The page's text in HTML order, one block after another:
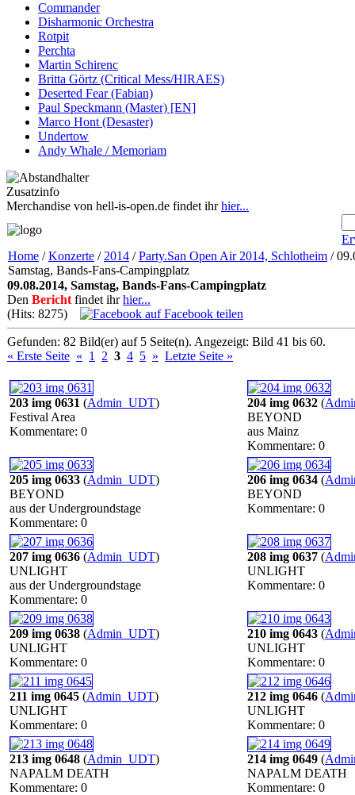
Commander
Disharmonic Orchestra
Rotpit
Perchta
Martin Schirenc
Britta Görtz (Critical Mess/HIRAES)
Deserted Fear (Fabian)
Paul Speckmann (Master) [EN]
Marco Hont (Desaster)
Undertow
Andy Whale / Memoriam
Zusatzinfo
Merchandise von hell-is-open.de findet ihrhier...
Home /Konzerte / 2014 /Party.San Open Air 2014, Schlotheim /
Samstag, Bands-Fans-Campingplatz
09.08.2014, Samstag, Bands-Fans-Campingplatz
Den Bericht findet ihrhier...
(Hits: 8275)
auf Facebook teilen
Gefunden: 82 Bild(er) auf 5 Seite(n). Angezeigt: Bild 41 bis 60.
« Erste Seite « 1 2 3 4 5 » Letzte Seite »
203 img 0631 (Admin_UDT)
Festival Area
Kommentare: 0
204 img 0632 (
BEYOND
aus Mainz
Kommentare: 0
205 img 0633 (Admin_UDT)
BEYOND
aus der Undergroundstage
Kommentare: 0
206 img 0634 (
BEYOND
Kommentare: 0
207 img 0636 (Admin_UDT)
UNLIGHT
aus der Undergroundstage
Kommentare: 0
208 img 0637 (
UNLIGHT
Kommentare: 0
209 img 0638 (Admin_UDT)
UNLIGHT
Kommentare: 0
210 img 0643 (
UNLIGHT
Kommentare: 0
211 img 0645 (Admin_UDT)
UNLIGHT
Kommentare: 0
212 img 0646 (
UNLIGHT
Kommentare: 0
213 img 0648 (Admin_UDT)
NAPALM DEATH
Kommentare: 0
214 img 0649 (
NAPALM DEATH
Kommentare: 0